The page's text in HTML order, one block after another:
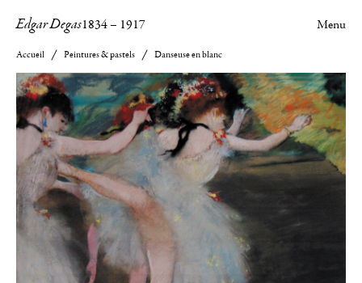
Edgar Degas1834– 1917 Menu
Accueil Peintures & pastels Danseuse en blanc